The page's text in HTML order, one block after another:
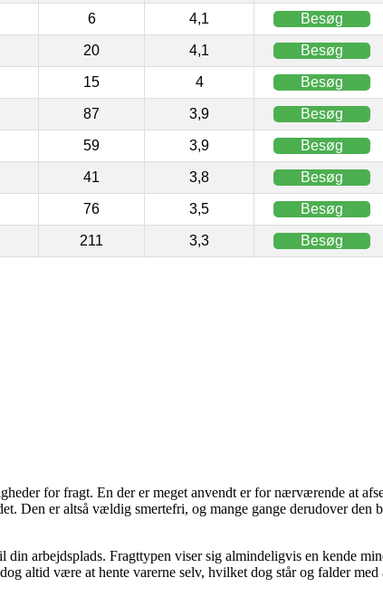
6 4,1 Besøg
20 4,1 Besøg
15 4 Besøg
87 3,9 Besøg
59 3,9 Besøg
41 3,8 Besøg
76 3,5 Besøg
211 3,3 Besøg
for fragt. En der er meget anvendt er for nærværende at
Den er altså vældig smertefri, og mange gange derudover den
arbejdsplads. Fragttypen viser sig almindeligvis en kende
altid være at hente varerne selv, hvilket dog står og falder med